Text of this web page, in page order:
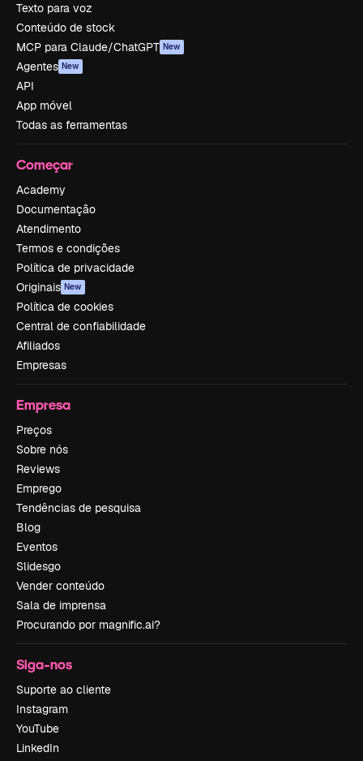
Texto para voz
Conteúdo de stock
MCP para Claude/ChatGPT New
Agentes New
API
App móvel
Todas as ferramentas
Começar
Academy
Documentação
Atendimento
Termos e condições
Política de privacidade
Originais New
Política de cookies
Central de confiabilidade
Afiliados
Empresas
Empresa
Preços
Sobre nós
Reviews
Emprego
Tendências de pesquisa
Blog
Eventos
Slidesgo
Vender conteúdo
Sala de imprensa
Procurando por magnific.ai?
Siga-nos
Suporte ao cliente
Instagram
YouTube
LinkedIn